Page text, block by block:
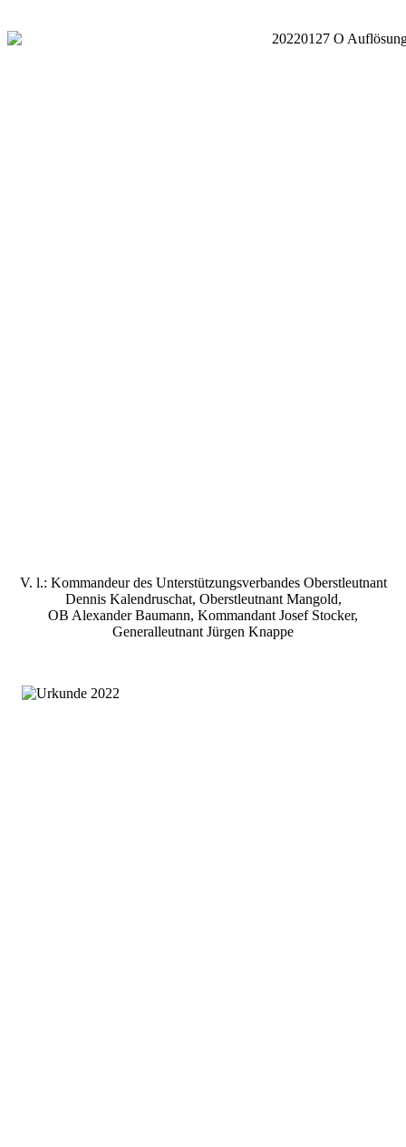
V. l.: Kommandeur des Unterstützungsverbandes Oberstleutnant
Dennis Kalendruschat, Oberstleutnant Mangold,
OB Alexander Baumann, Kommandant Josef Stocker,
Generalleutnant Jürgen Knappe